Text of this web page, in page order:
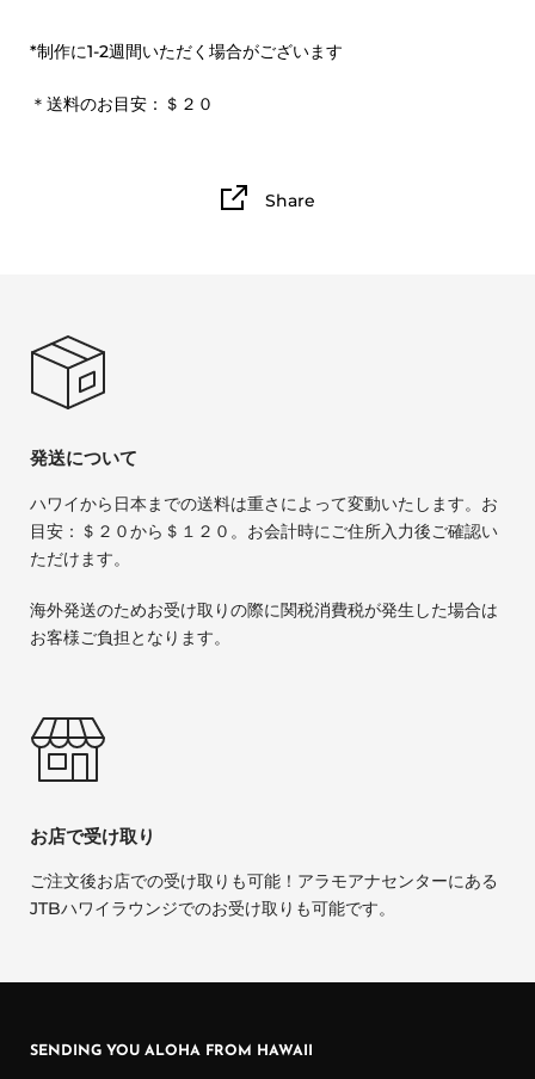
*制作に1-2週間いただく場合がございます
＊送料のお目安：＄２０
Share
発送について
ハワイから日本までの送料は重さによって変動いたします。お
目安：＄２０から＄１２０。お会計時にご住所入力後ご確認い
ただけます。
海外発送のためお受け取りの際に関税消費税が発生した場合は
お客様ご負担となります。
お店で受け取り
ご注文後お店での受け取りも可能！アラモアナセンターにある
JTBハワイラウンジでのお受け取りも可能です。
SENDING YOU ALOHA FROM HAWAII